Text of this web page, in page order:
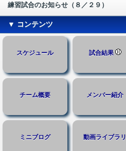
練習試合のお知らせ（８／２９）
▼ コンテンツ
スケジュール 試合結果
チーム概要 メンバー紹介
ミニブログ 動画ライブラリ